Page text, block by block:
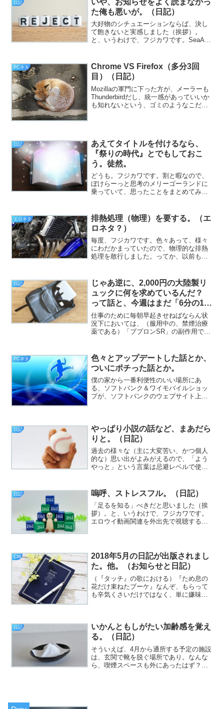
日記
いや、お知らせをよく読まなかっ
た俺も悪いが。（日記）
大好物のシチュエーションならば、決し
て飽きないと実感しました（挨拶）。
と、いうわけで、フジカワです。SeaArt
付いた月曜日、皆様いかがお過ごしでし
ょうか。今日のエント...
PCネタ
Chrome VS Firefox（多分3回
目）（日記）
Mozillaの軍門に下った方が、メーラーも
Thunderbirdだし、統一感があっていいか
も知れないという、ゴミのようなこだわ
日記
あえてタイトルを付けるなら、
『祭りの時代』とでもしておこ
う。徒然。
どうも。フジカワです。割と暇なので、
ぼけらーっと思考のメリーゴーランドに
乗っていて、思ったことをまとめてみま
エロネタ
排熱処理（物理）を要する。（エ
ロネタ？）
毎度、フジカワです。色々あって、様々
にわだかまっていたので、物理的な排熱
処理を敢行しました。ってか、以前も
かなる検閲も働かないので。まずもって
一般的に「...
日記
じゃあ逆に、2,000円の大陸製リ
ュックに何を求めているんだ？
って話と、今週はまだ「6分の1」
しか過ぎてないという話など。
仕事のために毎朝早起きせねばならん状
況下においては、（服用中の、禁煙治療
薬である）「ブプロンSR」の副作用であ
に起きられるので、むしろ都合がいいと
いう（挨拶）。と、いう...
PCネタ
色々とアップデートした話とか、
ついにポチった話とか。
僕の家から一番利便性のいい場所にあ
る、ソフトバンク＆ワイモバイルショッ
プが、ソフトバンクのウェブサイト上
生活維持費を節約できないかと...
日記
やっぱり小説の話など、まあだら
りと。（日記）
過去の様々な（主に大変苦い、かつ個人
的な）思い出がよみがえるので、「よう
やっと」という言葉は忌避レベルで使わ
た、と思ったら既にもう4日であり、「な
んなんだ？」と素朴なま...
日記 嗚呼、ストレスフル。（日記）
「足るを知る」べきだと思いました（挨
拶）。と、いうわけで、フジカワです。
エロウイ動画関連を外出先で視聴する場
日、皆様いかがお過ごし...
CM
2018年5月の日記が出版されまし
た。他。（お知らせと日記）
（『タッチ』の歌における）『ため息の
花だけ束ねたブーケ』なんぞ、もらって
も辛気くさいだけではなく、単に嫌味を
は、まだ『みどりの日』と...
日記
いかんともしがたい加齢感を覚え
る。（日記）
そういえば、4月から通所する予定の施設
は、玄関で靴を脱ぐ場所であり。なんな
ら、喫煙スペースも外にあったはず？